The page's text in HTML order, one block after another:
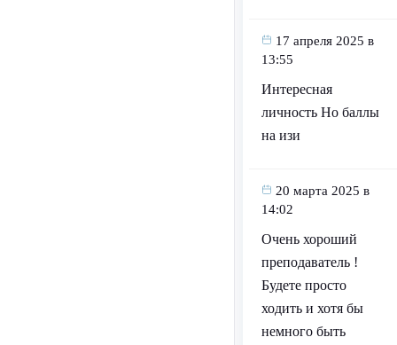
17 апреля 2025 в
13:55
Интересная
личность Но баллы
на изи
20 марта 2025 в
14:02
Очень хороший
преподаватель !
Будете просто
ходить и хотя бы
немного быть